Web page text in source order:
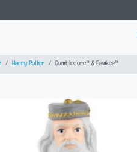
Harry Potter Dumbledore™ & Fawkes™